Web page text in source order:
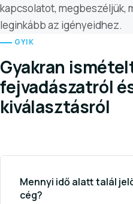
kapcsolatot, megbeszéljük,
leginkább az igényeidhez.
GYIK
Gyakran
fejvadászatról
kiválasztásról
Mennyi idő alatt talál
cég?